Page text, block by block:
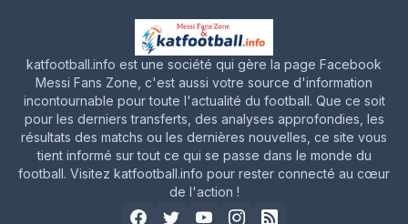
katfootball.info est une société qui gère la page Facebook
Messi Fans Zone, c'est aussi votre source d'information
incontournable pour toute l'actualité du football. Que ce soit
pour les derniers transferts, des analyses approfondies, les
résultats des matchs ou les dernières nouvelles, ce site vous
tient informé sur tout ce qui se passe dans le monde du
football. Visitez katfootball.info pour rester connecté au cœur
de l'action !